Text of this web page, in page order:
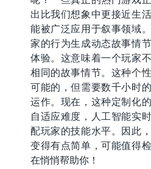
出比我们想象中更接近生
能被广泛应用于叙事领域
家的行为生成动态故事情
体验。这意味着一个玩家
相同的故事情节。这种个
可能的，但需要数千小时
运作。现在，这种定制化
自适应难度，人工智能实
配玩家的技能水平。因此
变得有点简单，可能值得
在悄悄帮助你！